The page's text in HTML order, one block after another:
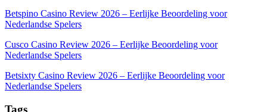
Betspino Casino Review 2026 – Eerlijke Beoordeling voor
Nederlandse Spelers
Cusco Casino Review 2026 – Eerlijke Beoordeling voor
Nederlandse Spelers
Betsixty Casino Review 2026 – Eerlijke Beoordeling voor
Nederlandse Spelers
Tags